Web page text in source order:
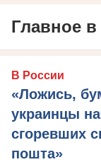
Главное в
В России
«Ложись,
украинцы
сгоревших
пошта»